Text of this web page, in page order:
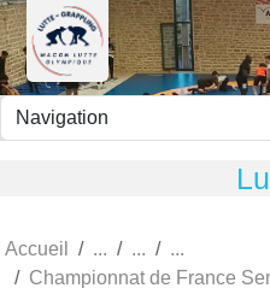
Accueil
Championnat de France
Panneau de gestion des